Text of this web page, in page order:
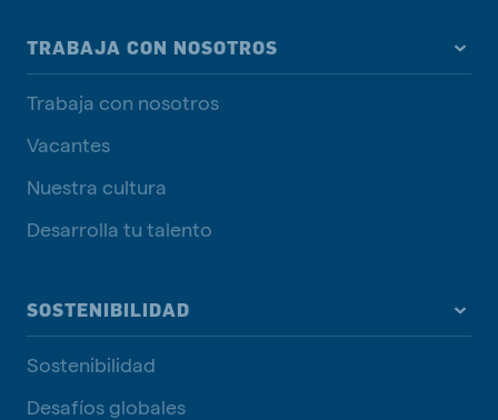
TRABAJA CON NOSOTROS
Trabaja con nosotros
Vacantes
Nuestra cultura
Desarrolla tu talento
SOSTENIBILIDAD
Sostenibilidad
Desafíos globales